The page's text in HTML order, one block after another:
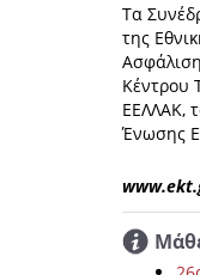
Τα
της
Κέντρου
ΕΕΛΛΑΚ,
Ένωσης